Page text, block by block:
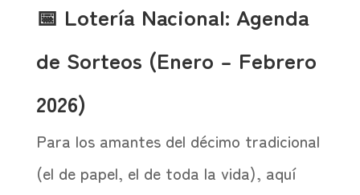
📅 Lotería Nacional: Agenda
de Sorteos (Enero – Febrero
2026)
Para los amantes del décimo tradicional
(el de papel, el de toda la vida), aquí